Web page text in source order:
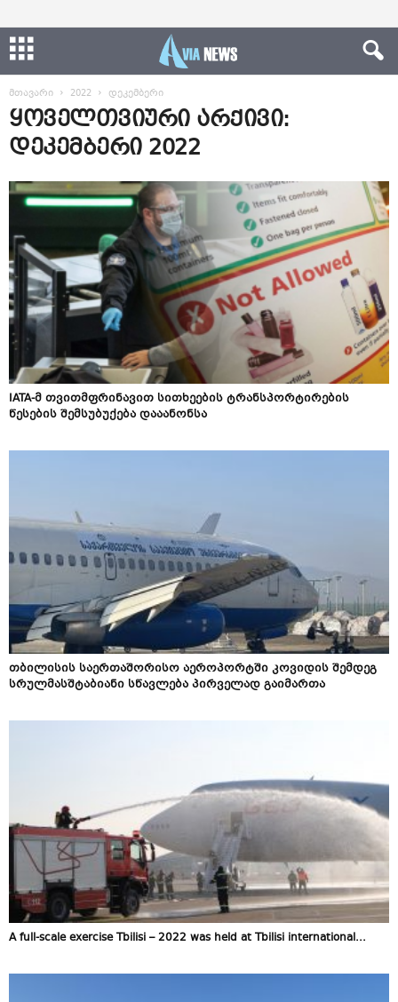
მთავარი 2022 დეკემბერი
ყოველთვიური არქივი:
დეკემბერი 2022
IATA-მ თვითმფრინავით სითხეების ტრანსპორტირების
წესების შემსუბუქება დააანონსა
თბილისის საერთაშორისო აეროპორტში კოვიდის შემდეგ
სრულმასშტაბიანი სწავლება პირველად გაიმართა
A full-scale exercise Tbilisi – 2022 was held at Tbilisi international...